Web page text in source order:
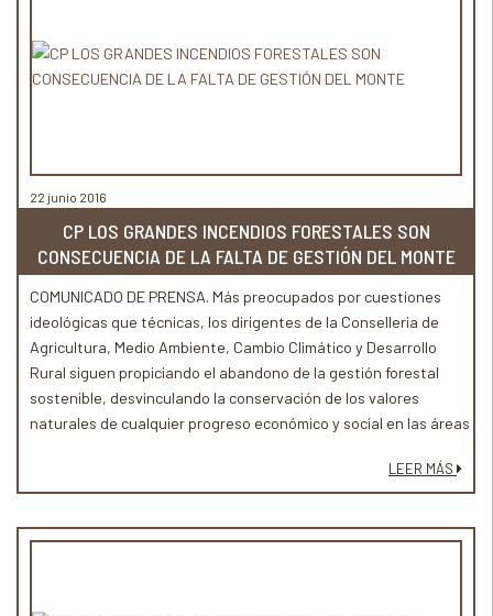
22 junio 2016
CP LOS GRANDES INCENDIOS FORESTALES SON
CONSECUENCIA DE LA FALTA DE GESTIÓN DEL MONTE
COMUNICADO DE PRENSA. Más preocupados por cuestiones
ideológicas que técnicas, los dirigentes de la Conselleria de
Agricultura, Medio Ambiente, Cambio Climático y Desarrollo
Rural siguen propiciando el abandono de la gestión forestal
sostenible, desvinculando la conservación de los valores
naturales de cualquier progreso económico y social en las áreas
LEER MÁS